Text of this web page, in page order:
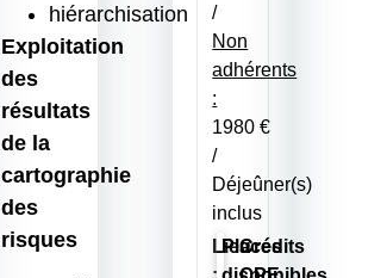
hiérarchisation
Exploitation
des
résultats
de la
cartographie
des
risques
/
Non
adhérents
:
1980 €
/
Déjeûner(s)
inclus
Lieu
Places
Crédits